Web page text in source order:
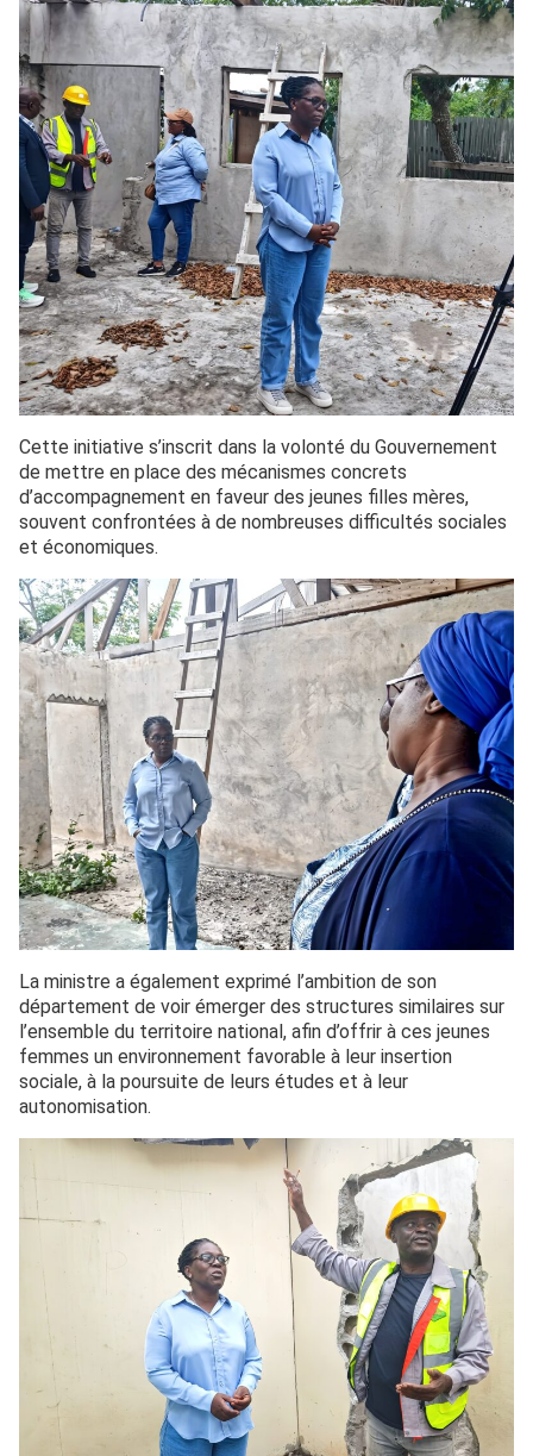
Cette initiative s’inscrit dans la volonté du Gouvernement
de mettre en place des mécanismes concrets
d’accompagnement en faveur des jeunes filles mères,
souvent confrontées à de nombreuses difficultés sociales
et économiques.
La ministre a également exprimé l’ambition de son
département de voir émerger des structures similaires sur
l’ensemble du territoire national, afin d’offrir à ces jeunes
femmes un environnement favorable à leur insertion
sociale, à la poursuite de leurs études et à leur
autonomisation.